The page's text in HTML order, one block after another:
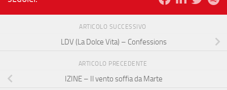
ARTICOLO SUCCESSIVO
LDV (La Dolce Vita) – Confessions
ARTICOLO PRECEDENTE
IZINE – Il vento soffia da Marte